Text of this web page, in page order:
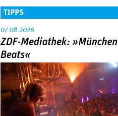
TIPPS
07.08.2026
ZDF-Mediathek: »München
Beats«